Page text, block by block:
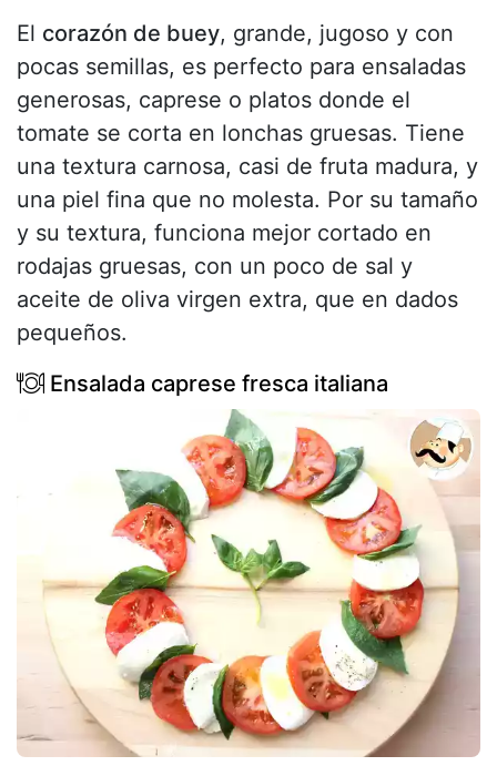
El corazón de buey, grande, jugoso y con
pocas semillas, es perfecto para ensaladas
generosas, caprese o platos donde el
tomate se corta en lonchas gruesas. Tiene
una textura carnosa, casi de fruta madura, y
una piel fina que no molesta. Por su tamaño
y su textura, funciona mejor cortado en
rodajas gruesas, con un poco de sal y
aceite de oliva virgen extra, que en dados
pequeños.
Ensalada caprese fresca italiana